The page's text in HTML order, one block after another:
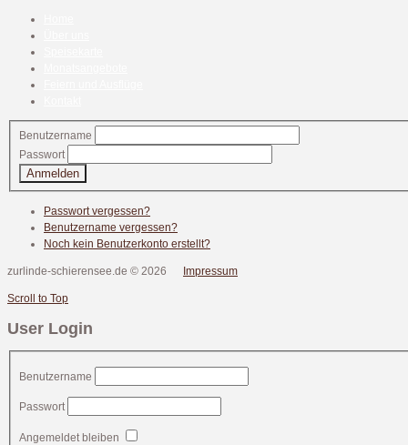
Benutzername
Passwort
Anmelden
Passwort vergessen?
Benutzername vergessen?
Noch kein Benutzerkonto erstellt?
zurlinde-schierensee.de © 2026 Impressum
Scroll to Top
User Login
Benutzername
Passwort
Angemeldet bleiben